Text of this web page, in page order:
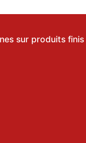
sur produits finis